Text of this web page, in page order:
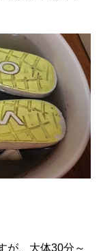
が、大体30分～